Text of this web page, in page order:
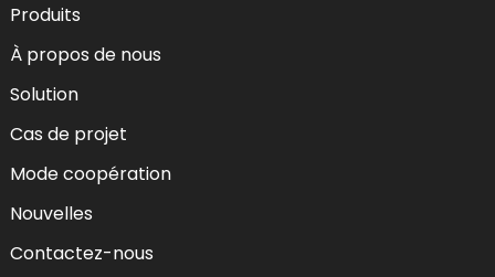
Produits
À propos de nous
Solution
Cas de projet
Mode coopération
Nouvelles
Contactez-nous